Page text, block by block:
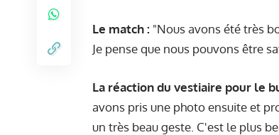
Le match : "Nous avons été très
Je pense que nous pouvons être
La réaction du vestiaire pour le
avons pris une photo ensuite et
un très beau geste. C'est le plus